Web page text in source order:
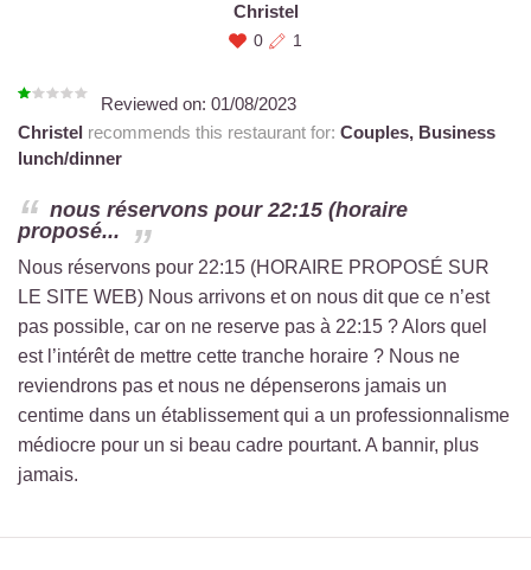
Christel
0 1
Reviewed on: 01/08/2023
Christel recommends this restaurant for: Couples, Business
lunch/dinner
nous réservons pour 22:15 (horaire
proposé...
Nous réservons pour 22:15 (HORAIRE PROPOSÉ SUR
LE SITE WEB) Nous arrivons et on nous dit que ce n’est
pas possible, car on ne reserve pas à 22:15 ? Alors quel
est l’intérêt de mettre cette tranche horaire ? Nous ne
reviendrons pas et nous ne dépenserons jamais un
centime dans un établissement qui a un professionnalisme
médiocre pour un si beau cadre pourtant. A bannir, plus
jamais.